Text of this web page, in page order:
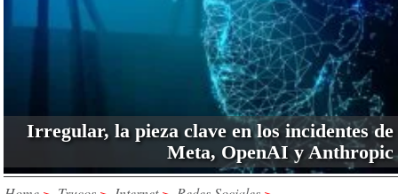
Irregular, la pieza clave en los incidentes de
Meta, OpenAI y Anthropic